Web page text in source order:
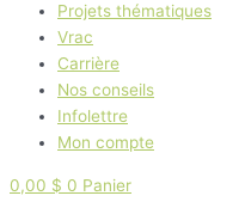
Projets thématiques
Vrac
Carrière
Nos conseils
Infolettre
Mon compte
0,00 $ 0 Panier